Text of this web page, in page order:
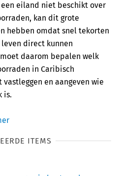
eiland niet beschikt over
kan dit grote
hebben omdat snel tekorten
direct kunnen
daarom bepalen welk
in Caribisch
en aangeven wie
is.
ITEMS